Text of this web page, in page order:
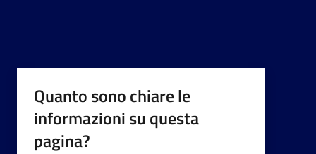
Quanto sono chiare le
informazioni su questa
pagina?